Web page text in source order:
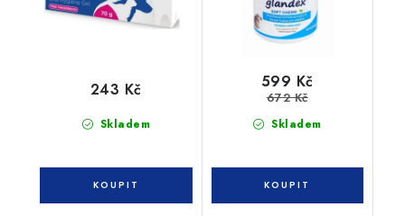
Skladem
243 Kč
Skladem
599 Kč
672 Kč